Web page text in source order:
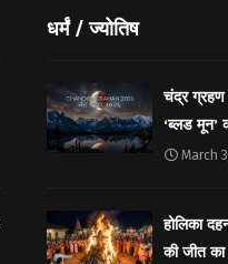
धर्मं / ज्योतिष
चंद्र ग्रहण
‘ब्लड मून’
March
होलिका
की जीत का